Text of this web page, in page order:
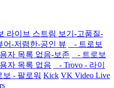
라이브 스트림 보기-고품질-
어-저렴한-공인 뷰
- 트로보
자 목록 없음-보존
- 트로보
자 목록 없음
- Trovo - 라이
- 팔로워 Kick VK Video Live